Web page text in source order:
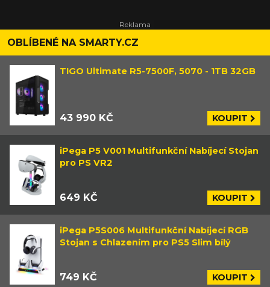
OBLÍBENÉ NA SMARTY.CZ
TIGO Ultimate R5-7500F, 5070 - 1TB 32GB
43 990 KČ KOUPIT
iPega P5 V001 Multifunkční Nabíjecí Stojan
pro PS VR2
649 KČ KOUPIT
iPega P5S006 Multifunkční Nabíjecí RGB
Stojan s Chlazením pro PS5 Slim bílý
749 KČ KOUPIT